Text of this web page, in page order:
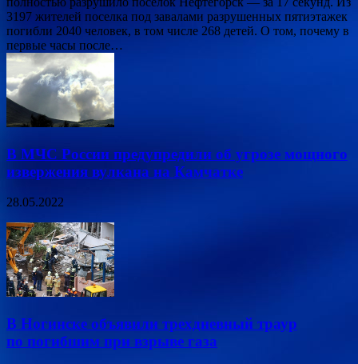
3197 жителей поселка под завалами разрушенных пятиэтажек
погибли 2040 человек, в том числе 268 детей. О том, почему в
первые часы после…
В МЧС России предупредили об угрозе мощного
извержения вулкана на Камчатке
28.05.2022
В Ногинске объявили трехдневный траур
по погибшим при взрыве газа